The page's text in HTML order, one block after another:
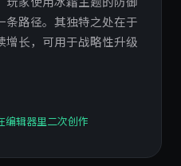
条路径。其独特之处在于
增长，可用于战略性升级
编辑器里二次创作